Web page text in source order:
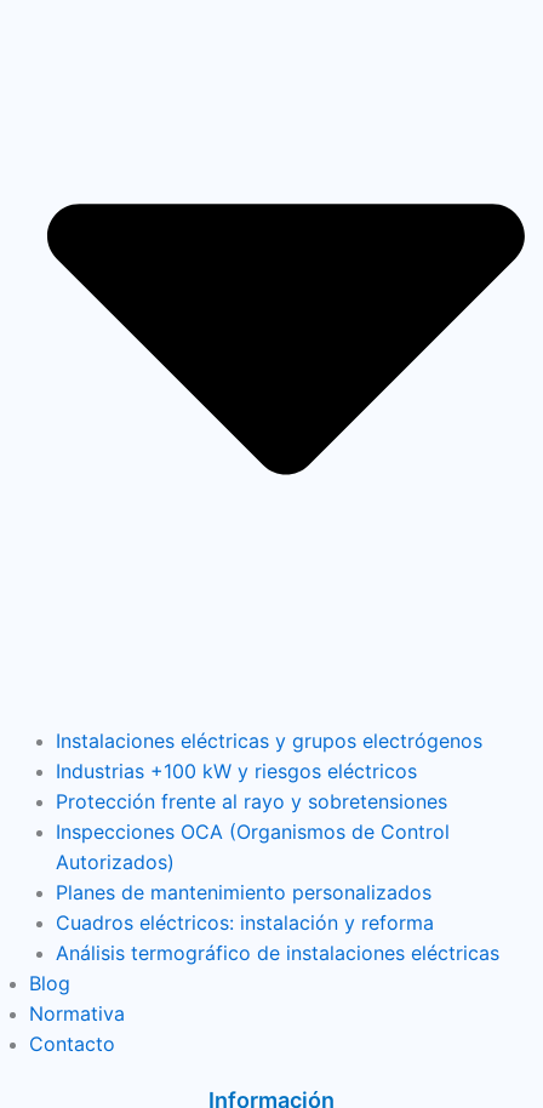
Instalaciones eléctricas y grupos electrógenos
Industrias +100 kW y riesgos eléctricos
Protección frente al rayo y sobretensiones
Inspecciones OCA (Organismos de Control
Autorizados)
Planes de mantenimiento personalizados
Cuadros eléctricos: instalación y reforma
Análisis termográfico de instalaciones eléctricas
Blog
Normativa
Contacto
Información